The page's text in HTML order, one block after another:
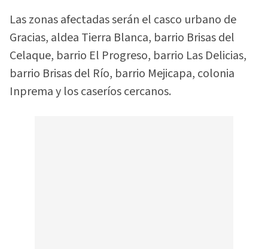
Las zonas afectadas serán el casco urbano de
Gracias, aldea Tierra Blanca, barrio Brisas del
Celaque, barrio El Progreso, barrio Las Delicias,
barrio Brisas del Río, barrio Mejicapa, colonia
Inprema y los caseríos cercanos.